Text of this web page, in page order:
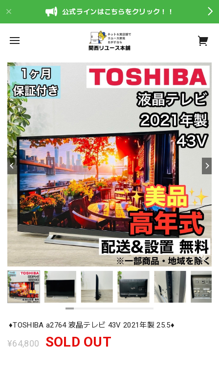
公式ラインはこちらをクリック！！
♦️TOSHIBA a2764 液晶テレビ 43V 2021年製 25.5♦️
¥64,800 SOLD OUT